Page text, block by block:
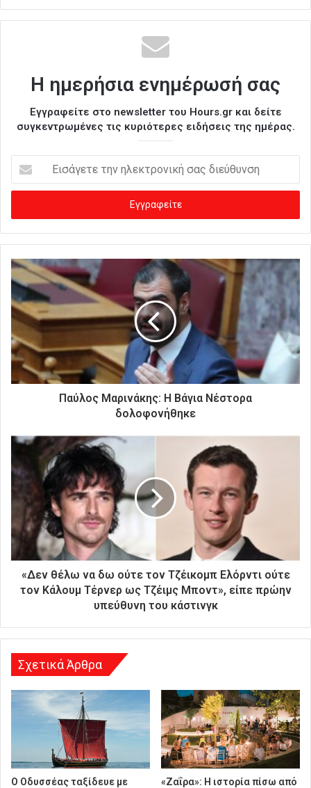
Η ημερήσια ενημέρωσή σας
Εγγραφείτε στο newsletter του Hours.gr και δείτε
συγκεντρωμένες τις κυριότερες ειδήσεις της ημέρας.
σ
γ
ε
ε
τ
η
ν
η
λ
ε
τ
ι
ή
α
δ
ι
ε
σ
Παύλος Μαρινάκης: Η Βάγια Νέστορα
δολοφονήθηκε
«Δεν θέλω να δω ούτε τον Τζέικομπ Ελόρντι ούτε
τον Κάλουμ Τέρνερ ως Τζέιμς Μποντ», είπε πρώην
υπεύθυνη του κάστινγκ
Σχετικά Άρθρα
Ο Οδυσσέας ταξίδευε με
«Ζαΐρα»: Η ιστορία πίσω από